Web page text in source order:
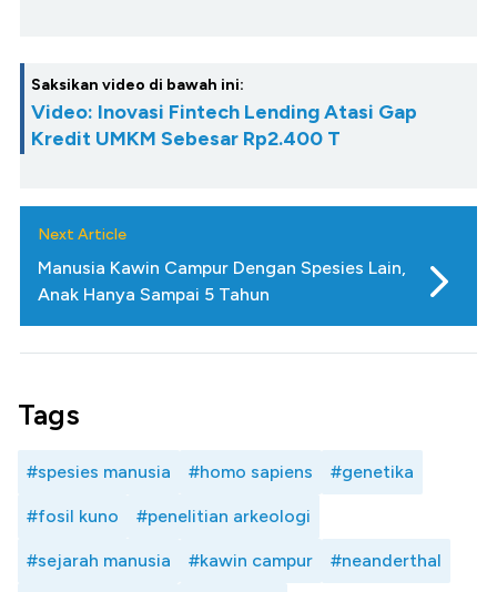
Saksikan video di bawah ini:
Video: Inovasi Fintech Lending Atasi Gap
Kredit UMKM Sebesar Rp2.400 T
Next Article
Manusia Kawin Campur Dengan Spesies Lain,
Anak Hanya Sampai 5 Tahun
Tags
#spesies manusia #homo sapiens #genetika
#fosil kuno #penelitian arkeologi
#sejarah manusia #kawin campur #neanderthal